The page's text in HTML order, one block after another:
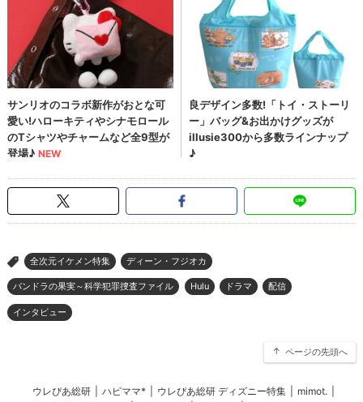
> 全次元イケメン特集 ディーン・フジオカ
パンドラの果実～科学犯罪捜査ファイル Hulu ドラマ 配信
インタビュー
ページの先頭へ
ウレぴあ総研 ハピママ* ウレぴあ総研 ディズニー特集 mimot.